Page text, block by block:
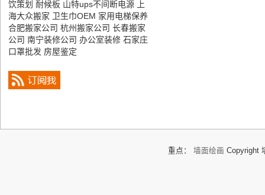
饮策划 耐候板 山特ups不间断电源
上
海大众搬家 卫生巾OEM 家用电梯保养
合肥搬家公司 杭州搬家公司 长春搬家
公司 南宁装修公司 办公室装修 石家庄
口罩批发 房屋鉴定
重点： 墙面绘画 Copyright